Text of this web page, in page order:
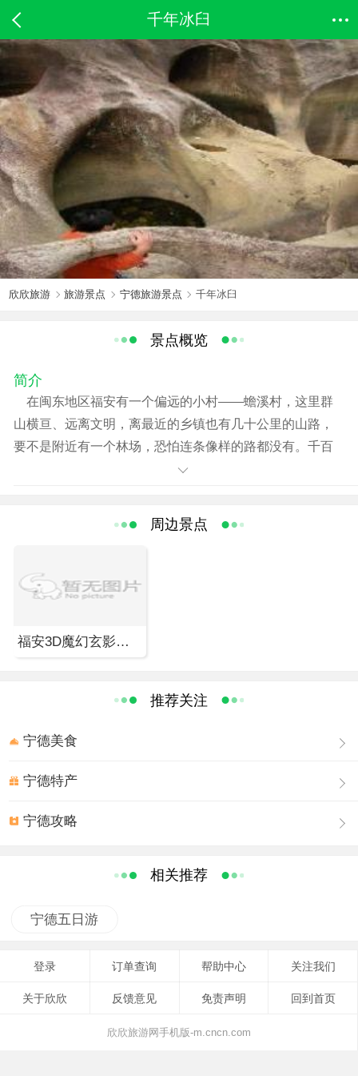
千年冰臼
欣欣旅游 旅游景点 宁德旅游景点 千年冰臼
景点概览
简介
在闽东地区福安有一个偏远的小村――蟾溪村，这里群
山横亘、远离文明，离最近的乡镇也有几十公里的山路，
要不是附近有一个林场，恐怕连条像样的路都没有。千百
年来这里的人们春播秋收，日出而作、日入而息，谁也没
视、报纸上开始不断出现这个名字――这一切都因为那个
那是一条再普通不过的小溪，和山区所有的溪流一样，
唯一不同的可能就是山势较高、落差较大、溪里的石头很
游修建水坝、引水发电，小溪接近干涸，溪里的大石头被
规则，大大小小、深浅不一、像一个个巨大的石臼，还有
们生出许多想像的。当地的政府准备申报风景区的时候，
国家权威的地质专家，确认这里的地貌为“千古冰臼”。 当地
为国家级旅游风景区向上申报，同时还组织申报冰臼遗迹
冰臼是古冰川作用下古冰川气候环境的直接产物和重要
上而下以滴水穿石的方式对下覆基岩进行强烈冲击和研磨
臼”。冰臼地貌据说是很稀罕的，福安冰臼群的发现具备冰
动存在的有力证据，如果这一发现被证实，将改写世界第
四纪地质环境的历史！只是不同的质疑声也很有力：福建
周边景点
福安3D魔幻玄影空间体验馆
推荐关注
宁德美食
宁德特产
宁德攻略
相关推荐
宁德五日游
登录 订单查询 帮助中心 关注我们
关于欣欣 反馈意见 免责声明 回到首页
欣欣旅游网手机版-m.cncn.com